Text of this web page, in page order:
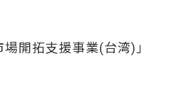
開拓支援事業(台湾)」